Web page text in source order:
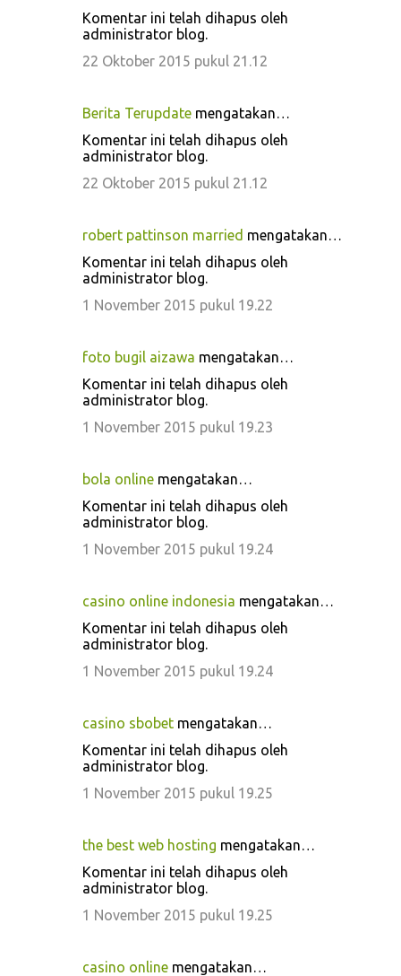
Komentar ini telah dihapus oleh
administrator blog.
22 Oktober 2015 pukul 21.12
Berita Terupdate mengatakan…
Komentar ini telah dihapus oleh
administrator blog.
22 Oktober 2015 pukul 21.12
robert pattinson married mengatakan…
Komentar ini telah dihapus oleh
administrator blog.
1 November 2015 pukul 19.22
foto bugil aizawa mengatakan…
Komentar ini telah dihapus oleh
administrator blog.
1 November 2015 pukul 19.23
bola online mengatakan…
Komentar ini telah dihapus oleh
administrator blog.
1 November 2015 pukul 19.24
casino online indonesia mengatakan…
Komentar ini telah dihapus oleh
administrator blog.
1 November 2015 pukul 19.24
casino sbobet mengatakan…
Komentar ini telah dihapus oleh
administrator blog.
1 November 2015 pukul 19.25
the best web hosting mengatakan…
Komentar ini telah dihapus oleh
administrator blog.
1 November 2015 pukul 19.25
casino online mengatakan…